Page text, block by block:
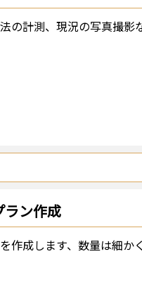
の計測、現況の写真撮影
ラン作成
作成します、数量は細か